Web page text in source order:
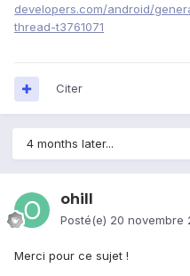
developers.com/android/
thread-t3761071
Citer
4 months later...
ohill
Posté(e) 20 novembre
Merci pour ce sujet !